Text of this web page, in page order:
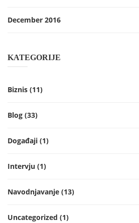
December 2016
KATEGORIJE
Biznis (11)
Blog (33)
Događaji (1)
Intervju (1)
Navodnjavanje (13)
Uncategorized (1)